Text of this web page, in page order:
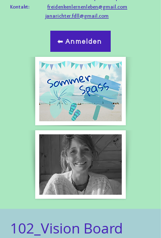
Kontakt: freidenkenlernenleben@gmail.com
janarichter.fdll@gmail.com
⬅ Anmelden
102_Vision Board